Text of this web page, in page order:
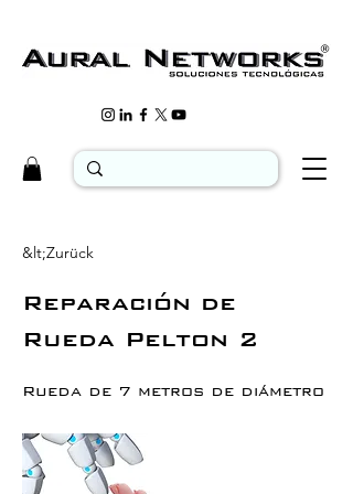
&lt;Zurück
Reparación de
Rueda Pelton 2
Rueda de 7 metros de diámetro